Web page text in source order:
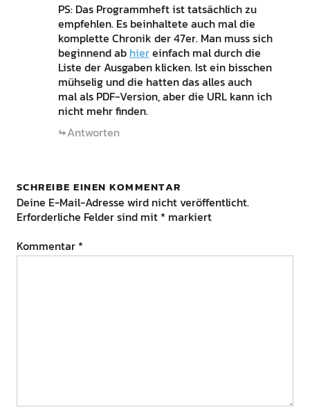
PS: Das Programmheft ist tatsächlich zu
empfehlen. Es beinhaltete auch mal die
komplette Chronik der 47er. Man muss sich
beginnend ab hiereinfach mal durch die
Liste der Ausgaben klicken. Ist ein bisschen
mühselig und die hatten das alles auch
mal als PDF-Version, aber die URL kann ich
nicht mehr finden.
Antworten
SCHREIBE EINEN KOMMENTAR
Deine E-Mail-Adresse wird nicht veröffentlicht.
Erforderliche Felder sind mit * markiert
Kommentar *